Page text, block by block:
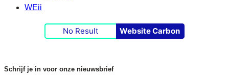
WEii
No Result Website Carbon
Schrijf je in voor onze nieuwsbrief